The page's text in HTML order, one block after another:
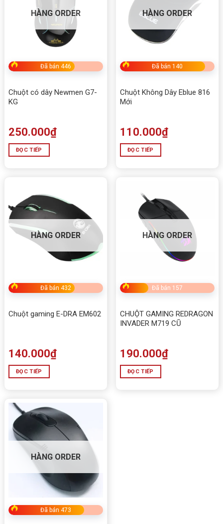
HÀNG ORDER
Đã bán 446
Chuột có dây Newmen G7-
KG
250.000₫
ĐỌC TIẾP
HÀNG ORDER
Đã bán 140
Chuột Không Dây Eblue 816
Mới
110.000₫
ĐỌC TIẾP
HÀNG ORDER
Đã bán 432
Chuột gaming E-DRA EM602
140.000₫
ĐỌC TIẾP
HÀNG ORDER
Đã bán 157
CHUỘT GAMING REDRAGON
INVADER M719 CŨ
190.000₫
ĐỌC TIẾP
HÀNG ORDER
Đã bán 473